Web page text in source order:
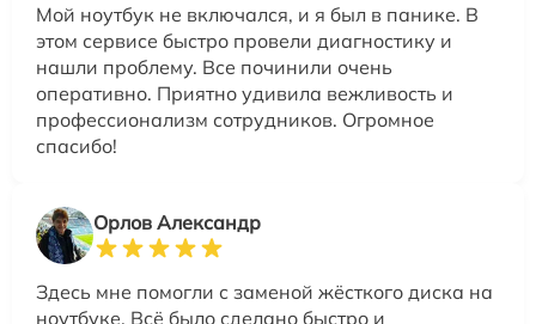
Мой ноутбук не включался, и я был в панике. В
этом сервисе быстро провели диагностику и
нашли проблему. Все починили очень
оперативно. Приятно удивила вежливость и
профессионализм сотрудников. Огромное
спасибо!
Орлов Александр
Здесь мне помогли с заменой жёсткого диска на
ноутбуке. Всё было сделано быстро и